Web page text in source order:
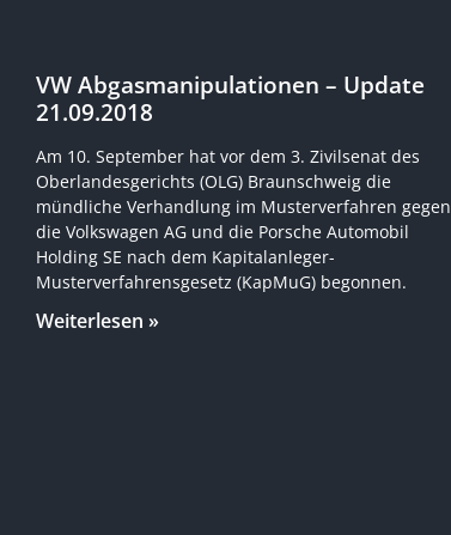
VW Abgasmanipulationen – Update
21.09.2018
Am 10. September hat vor dem 3. Zivilsenat des
Oberlandesgerichts (OLG) Braunschweig die
mündliche Verhandlung im Musterverfahren gegen
die Volkswagen AG und die Porsche Automobil
Holding SE nach dem Kapitalanleger-
Musterverfahrensgesetz (KapMuG) begonnen.
Weiterlesen »